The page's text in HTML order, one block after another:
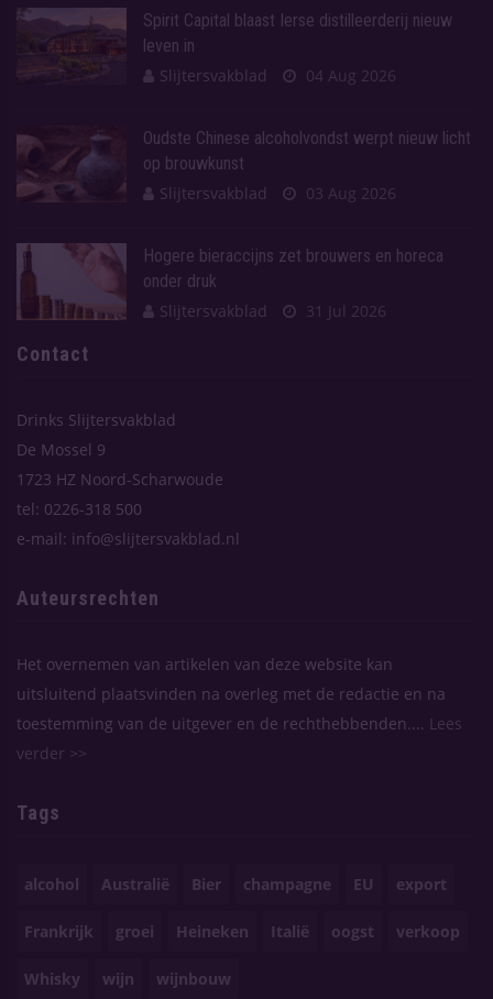
Spirit Capital blaast Ierse distilleerderij nieuw
leven in
Slijtersvakblad
04 Aug 2026
Oudste Chinese alcoholvondst werpt nieuw licht
op brouwkunst
Slijtersvakblad
03 Aug 2026
Hogere bieraccijns zet brouwers en horeca
onder druk
Slijtersvakblad
31 Jul 2026
Contact
Drinks Slijtersvakblad
De Mossel 9
1723 HZ Noord-Scharwoude
tel: 0226-318 500
e-mail: info@slijtersvakblad.nl
Auteursrechten
Het overnemen van artikelen van deze website kan
uitsluitend plaatsvinden na overleg met de redactie en na
toestemming van de uitgever en de rechthebbenden....
Lees
verder >>
Tags
alcohol Australië Bier champagne EU export
Frankrijk groei Heineken Italië oogst verkoop
Whisky wijn wijnbouw